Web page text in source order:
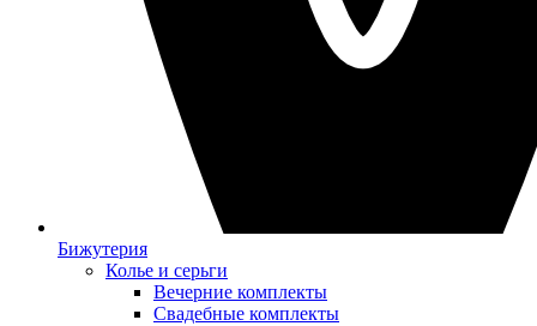
Бижутерия
Колье и серьги
Вечерние комплекты
Свадебные комплекты